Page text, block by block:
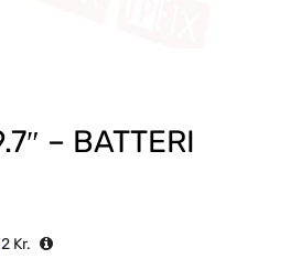
– BATTERI
2 Kr.